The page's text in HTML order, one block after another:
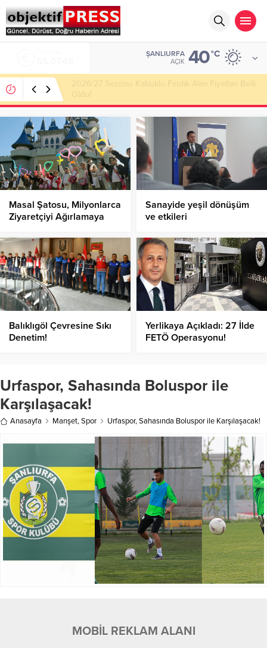
ŞANLIURFA
AÇIK 40°C
Masal Şatosu, Milyonlarca
Ziyaretçiyi Ağırlamaya
Sanayide yeşil dönüşüm
ve etkileri
Balıklıgöl Çevresine Sıkı
Denetim!
Yerlikaya Açıkladı: 27 İlde
FETÖ Operasyonu!
Urfaspor, Sahasında Boluspor ile
Karşılaşacak!
Anasayfa Manşet,Spor Urfaspor, Sahasında Boluspor ile Karşılaşacak!
MOBİL REKLAM ALANI